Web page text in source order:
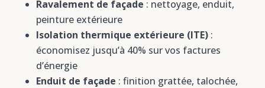
Ravalement de façade : nettoyage, enduit,
peinture extérieure
Isolation thermique extérieure (ITE):
économisez jusqu’à 40% sur vos factures
d’énergie
Enduit de façade : finition grattée, talochée,